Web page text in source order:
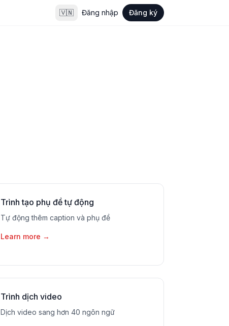
🇻🇳 Đăng nhập Đăng ký
Trình tạo phụ đề tự động
Tự động thêm caption và phụ đề
Learn more →
Trình dịch video
Dịch video sang hơn 40 ngôn ngữ